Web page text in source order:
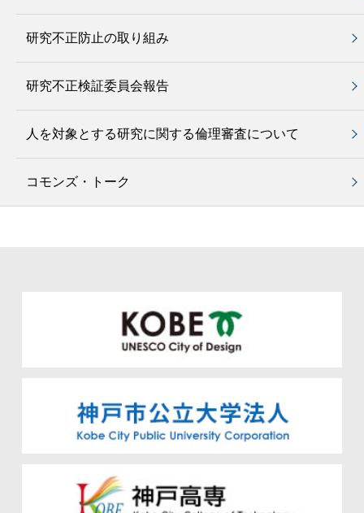
研究不正防止の取り組み
研究不正検証委員会報告
人を対象とする研究に関する倫理審査について
コモンズ・トーク